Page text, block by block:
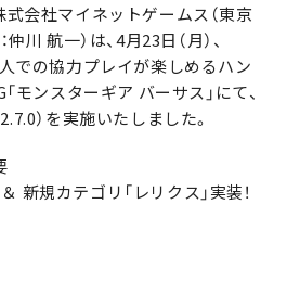
会社マイネットゲームス（東京
川 航一）は、4月23日（月）、
での協力プレイが楽しめるハン
モンスターギア バーサス」にて、
）を実施いたしました。
新規カテゴリ「レリクス」実装！